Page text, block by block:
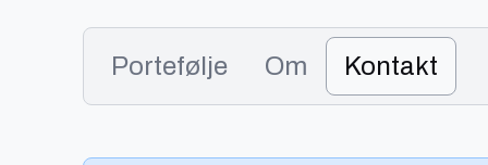
Portefølje Om Kontakt